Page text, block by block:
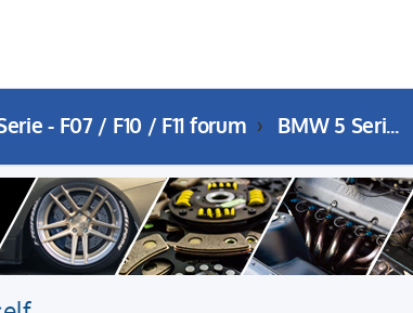
- F07 / F10 / F11 forum BMW 5 Serie (F07 / F10 / F11) DIY: Do It Yourself